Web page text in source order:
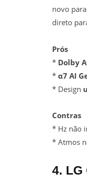
novo
direto
Prós
* Dolby
* α7 AI
* Design
Contras
* Hz não
* Atmos
4. LG